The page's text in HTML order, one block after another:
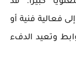
فعالية فنية أو
وتعيد الدفء